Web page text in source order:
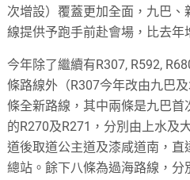
次增設）覆蓋更加全面，九巴
線提供予跑手前赴會場，比去年
今年除了繼續有R307, R592,
條路線外（R307今年改由九巴
條全新路線，其中兩條是九巴
的R270及R271，分別由上水及
道後取道公主道及漆咸道南，
總站。餘下八條為過海路線，